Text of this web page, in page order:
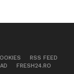
RSS FEED
FRESH24.RO